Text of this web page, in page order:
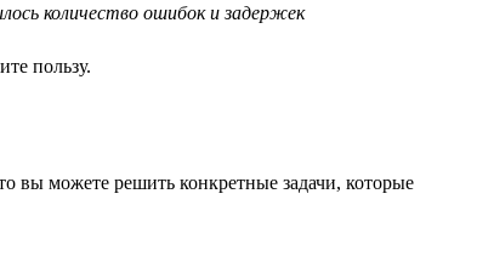
количество ошибок и задержек
пользу.
вы можете решить конкретные задачи, которые